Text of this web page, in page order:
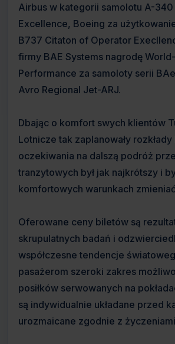
Airbus w kategorii samolotu A-
Excellence, Boeing za
B737 Citaton of Operator
firmy BAE Systems nagrodę
Performance za samoloty serii
Avro Regional Jet-ARJ.
Dbając o komfort swych klientów
Lotnicze tak zaplanowały
oczekiwania na dalszą podróż
tranzytowych był jak najkrótszy i
komfortowych warunkach
Oferowane ceny biletów są
skrupulatnych badań i
współczesne tendencje
pasażerom szeroki zakres
posiłków serwowanych na
są indywidualnie układane przed
urozmaicane zgodnie z